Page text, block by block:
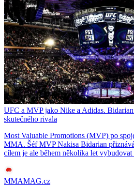
UFC a MVP jako Nike a Adidas.
skutečného rivala
Most Valuable Promotions (MVP) po
MMA. Šéf MVP Nakisa Bidarian
cílem je ale během několika let
MMAMAG.cz